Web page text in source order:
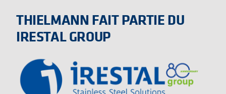
THIELMANN FAIT PARTIE DU
IRESTAL GROUP